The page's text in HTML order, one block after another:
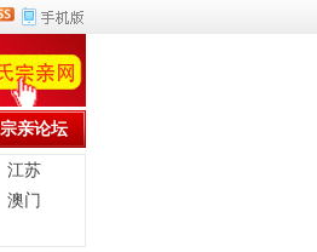
宗亲论坛
江苏
澳门